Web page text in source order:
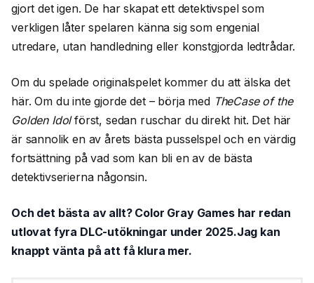
gjort det igen. De har skapat ett detektivspel som
verkligen låter spelaren känna sig som engenial
utredare, utan handledning eller konstgjorda ledtrådar.
Om du spelade originalspelet kommer du att älska det
här. Om du inte gjorde det – börja med TheCase of the
Golden Idolförst, sedan ruschar du direkt hit. Det här
är sannolik en av årets bästa pusselspel och en värdig
fortsättning på vad som kan bli en av de bästa
detektivserierna någonsin.
Och det bästa av allt? Color Gray Games har redan
utlovat fyra DLC-utökningar under 2025.Jag kan
knappt vänta på att få klura mer.